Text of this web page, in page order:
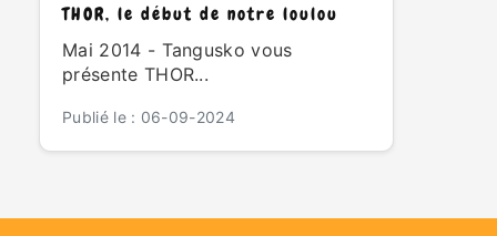
THOR, le début de notre loulou
Mai 2014 - Tangusko vous
présente THOR...
Publié le : 06-09-2024